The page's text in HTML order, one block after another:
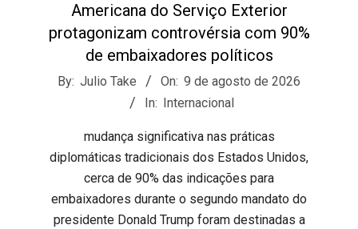
Americana do Serviço Exterior
protagonizam controvérsia com 90%
de embaixadores políticos
2026-
By: Julio Take On: 9 de agosto de 2026
In: Internacional
mudança significativa nas práticas
diplomáticas tradicionais dos Estados Unidos,
cerca de 90% das indicações para
embaixadores durante o segundo mandato do
presidente Donald Trump foram destinadas a